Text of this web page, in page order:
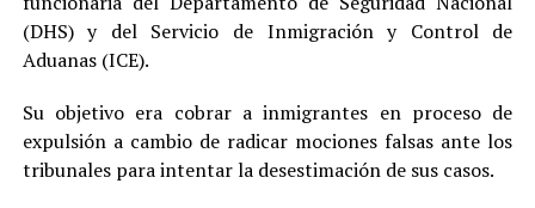
(DHS) y del Servicio de Inmigración y Control de
Aduanas (ICE).
Su objetivo era cobrar a inmigrantes en proceso de
expulsión a cambio de radicar mociones falsas ante los
tribunales para intentar la desestimación de sus casos.